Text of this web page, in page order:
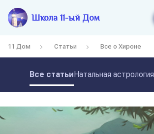
Школа 11-ый Дом
11 Дом Статьи Все о Хироне
Все статьиНатальная астрология